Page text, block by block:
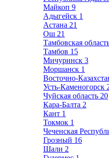
Майкоп 9
Адыгейск 1
Астана 21
Ош 21
Тамбовская
Тамбов 15
Мичуринск 3
Моршанск 1
Восточно-
Усть-Каменогорск
Чуйская область 20
Кара-Балта 2
Кант 1
Токмок 1
Чеченская
Грозный 16
Шали 2